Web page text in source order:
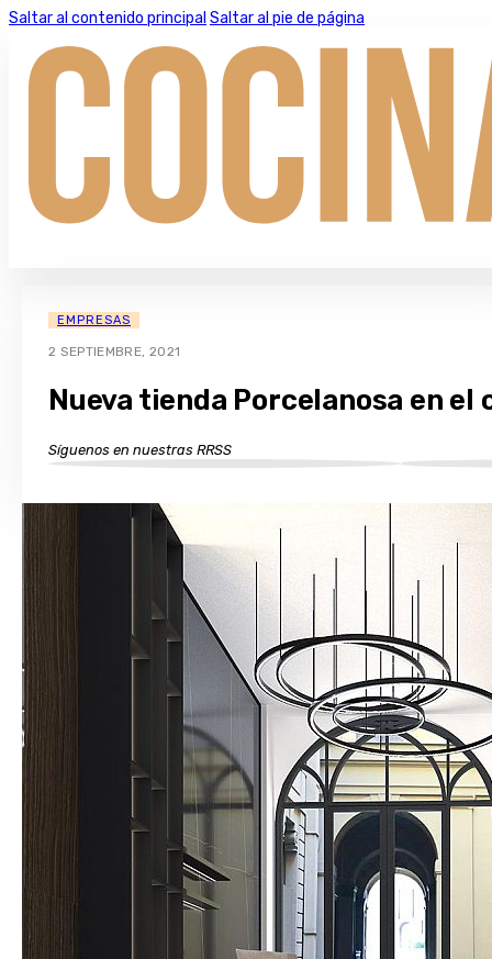
Saltar al contenido principal Saltar al pie de página
EMPRESAS
2 SEPTIEMBRE, 2021
Nueva tienda Porcelanosa en el
Síguenos en nuestras RRSS